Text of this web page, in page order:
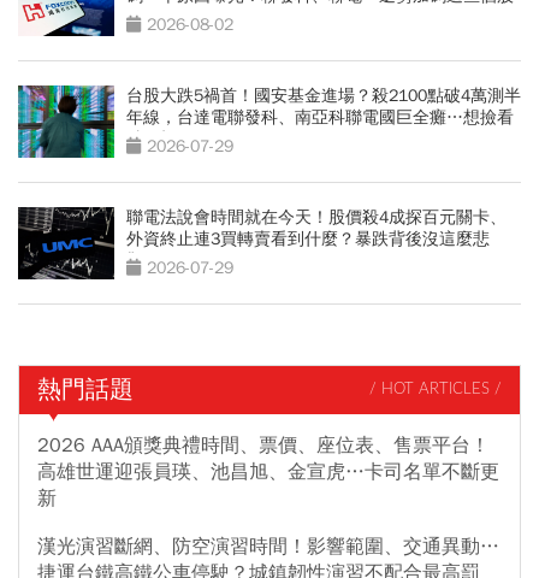
2026-08-02
台股大跌5禍首！國安基金進場？殺2100點破4萬測半
年線，台達電聯發科、南亞科聯電國巨全癱…想撿看
3訊號2026-07-29
聯電法說會時間就在今天！股價殺4成探百元關卡、
外資終止連3買轉賣看到什麼？暴跌背後沒這麼悲
觀？2026-07-29
熱門話題 / HOT ARTICLES /
2026 AAA頒獎典禮時間、票價、座位表、售票平台！
高雄世運迎張員瑛、池昌旭、金宣虎…卡司名單不斷更
新
漢光演習斷網、防空演習時間！影響範圍、交通異動…
捷運台鐵高鐵公車停駛？城鎮韌性演習不配合最高罰